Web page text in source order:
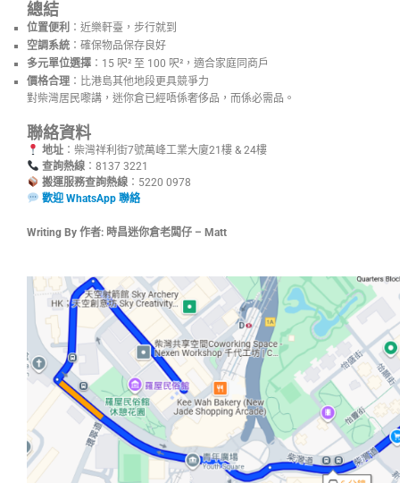
總結
位置便利 ：近樂軒臺，步行就到
空調系統 ：確保物品保存良好
多元單位選擇 ：15 呎² 至 100 呎²，適合家庭同商戶
價格合理 ：比港島其他地段更具競爭力
對柴灣居民嚟講，迷你倉已經唔係奢侈品，而係必需品。
聯絡資料
地址：柴灣祥利街7號萬峰工業大廈21樓 & 24樓
查詢熱線：8137 3221
搬運服務查詢熱線：5220 0978
歡迎 WhatsApp 聯絡
Writing By 作者: 時昌迷你倉老闆仔 – Matt